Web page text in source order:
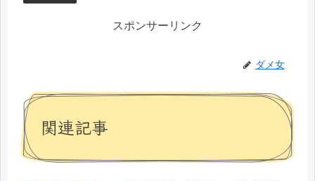
スポンサーリンク
ダメ女
関連記事